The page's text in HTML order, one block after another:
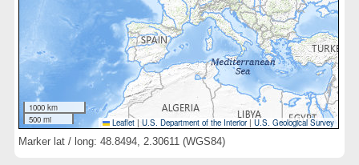
1000 km
500 mi
Leaflet | U.S. Department of the Interior|U.S. Geological Survey
Marker lat / long: 48.8494, 2.30611 (WGS84)